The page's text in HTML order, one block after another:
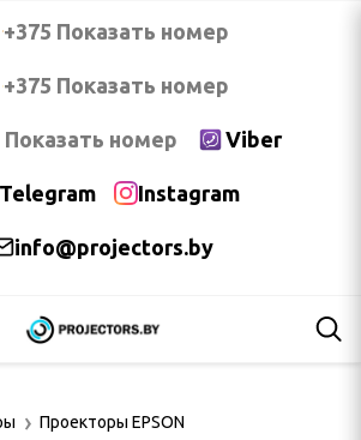
+375 Показать номер
+375 Показать номер
Показать номер Viber
Telegram Instagram
info@projectors.by
Проекторы EPSON